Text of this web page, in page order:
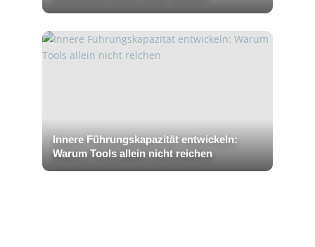
Innere Führungskapazität entwickeln:
Warum Tools allein nicht reichen